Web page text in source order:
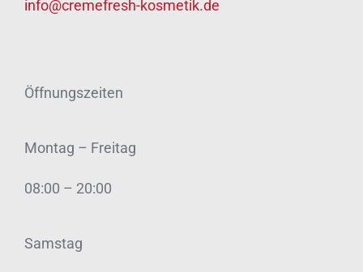
info@cremefresh-kosmetik.de
Öffnungszeiten
Montag – Freitag
08:00 – 20:00
Samstag